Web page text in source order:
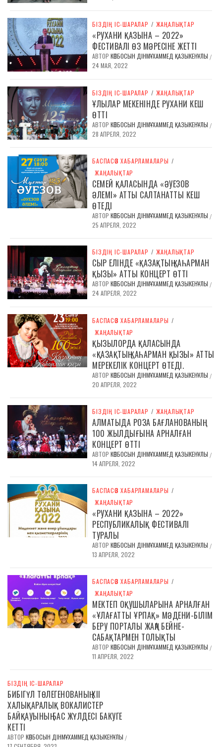
БІЗДІҢ ІС-ШАРАЛАР / ЖАҢАЛЫҚТАР
«РУХАНИ ҚАЗЫНА – 2022»
ФЕСТИВАЛІ ӨЗ МӘРЕСІНЕ ЖЕТТІ
АВТОР КӨПБОСЫН ДІНМҰХАММЕД ҚАЗЫКЕНҰЛЫ /
24 МАЯ, 2022
БІЗДІҢ ІС-ШАРАЛАР / ЖАҢАЛЫҚТАР
ҰЛЫЛАР МЕКЕНІНДЕ РУХАНИ КЕШ
ӨТТІ
АВТОР КӨПБОСЫН ДІНМҰХАММЕД ҚАЗЫКЕНҰЛЫ /
28 АПРЕЛЯ, 2022
БАСПАСӨЗ ХАБАРЛАМАЛАРЫ /
ЖАҢАЛЫҚТАР
СЕМЕЙ ҚАЛАСЫНДА «ӘУЕЗОВ
ӘЛЕМІ» АТТЫ САЛТАНАТТЫ КЕШ
ӨТЕДІ
АВТОР КӨПБОСЫН ДІНМҰХАММЕД ҚАЗЫКЕНҰЛЫ /
25 АПРЕЛЯ, 2022
БІЗДІҢ ІС-ШАРАЛАР / ЖАҢАЛЫҚТАР
СЫР ЕЛІНДЕ «ҚАЗАҚТЫҢ ҚАҺАРМАН
ҚЫЗЫ» АТТЫ КОНЦЕРТ ӨТТІ
АВТОР КӨПБОСЫН ДІНМҰХАММЕД ҚАЗЫКЕНҰЛЫ /
24 АПРЕЛЯ, 2022
БАСПАСӨЗ ХАБАРЛАМАЛАРЫ /
ЖАҢАЛЫҚТАР
ҚЫЗЫЛОРДА ҚАЛАСЫНДА
«ҚАЗАҚТЫҢ ҚАҺАРМАН ҚЫЗЫ» АТТЫ
МЕРЕКЕЛІК КОНЦЕРТ ӨТЕДІ.
АВТОР КӨПБОСЫН ДІНМҰХАММЕД ҚАЗЫКЕНҰЛЫ /
20 АПРЕЛЯ, 2022
БІЗДІҢ ІС-ШАРАЛАР / ЖАҢАЛЫҚТАР
АЛМАТЫДА РОЗА БАҒЛАНОВАНЫҢ
100 ЖЫЛДЫҒЫНА АРНАЛҒАН
КОНЦЕРТ ӨТТІ
АВТОР КӨПБОСЫН ДІНМҰХАММЕД ҚАЗЫКЕНҰЛЫ /
14 АПРЕЛЯ, 2022
БАСПАСӨЗ ХАБАРЛАМАЛАРЫ /
ЖАҢАЛЫҚТАР
«РУХАНИ ҚАЗЫНА – 2022»
РЕСПУБЛИКАЛЫҚ ФЕСТИВАЛІ
ТУРАЛЫ
АВТОР КӨПБОСЫН ДІНМҰХАММЕД ҚАЗЫКЕНҰЛЫ /
13 АПРЕЛЯ, 2022
БАСПАСӨЗ ХАБАРЛАМАЛАРЫ /
ЖАҢАЛЫҚТАР
МЕКТЕП ОҚУШЫЛАРЫНА АРНАЛҒАН
«ҰЛАҒАТТЫ ҰРПАҚ» МӘДЕНИ-БІЛІМ
БЕРУ ПОРТАЛЫ ЖАҢА БЕЙНЕ-
САБАҚТАРМЕН ТОЛЫҚТЫ
АВТОР КӨПБОСЫН ДІНМҰХАММЕД ҚАЗЫКЕНҰЛЫ /
11 АПРЕЛЯ, 2022
БІЗДІҢ ІС-ШАРАЛАР
БИБІГҮЛ ТӨЛЕГЕНОВАНЫҢ ХІІ
ХАЛЫҚАРАЛЫҚ ВОКАЛИСТЕР
БАЙҚАУЫНЫҢ БАС ЖҮЛДЕСІ БАКУГЕ
КЕТТІ
АВТОР КӨПБОСЫН ДІНМҰХАММЕД ҚАЗЫКЕНҰЛЫ /